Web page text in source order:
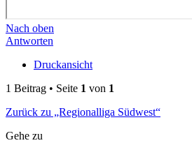
Nach oben
Antworten
Druckansicht
1 Beitrag • Seite 1 von 1
Zurück zu „Regionalliga Südwest“
Gehe zu